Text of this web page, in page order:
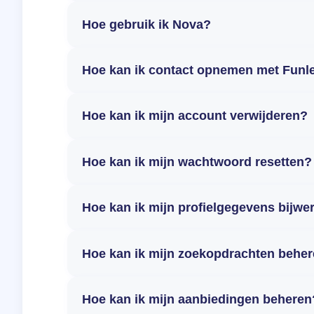
Hoe gebruik ik Nova?
Hoe kan ik contact opnemen met
Hoe kan ik mijn account verwijderen?
Hoe kan ik mijn wachtwoord resetten?
Hoe kan ik mijn profielgegevens
Hoe kan ik mijn zoekopdrachten
Hoe kan ik mijn aanbiedingen